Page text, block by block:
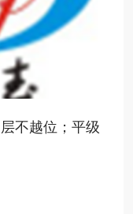
不越位；平级